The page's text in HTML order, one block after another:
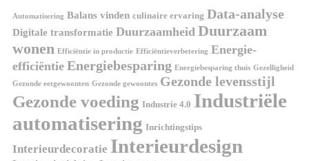
Automatisering Balans vinden culinaire ervaring Data-analyse
Digitale transformatie Duurzaamheid Duurzaam
wonen Efficiëntie in productie Efficiëntieverbetering Energie-
efficiëntie Energiebesparing Energiebesparing thuis Gezelligheid
Gezonde eetgewoonten Gezonde gewoontes Gezonde levensstijl
Gezonde voeding Industrie 4.0 Industriële
automatisering Inrichtingstips
Interieurdecoratie Interieurdesign